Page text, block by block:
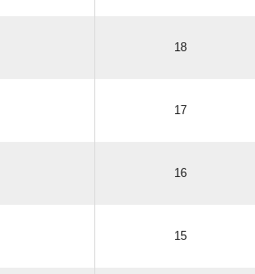
18
17
16
15